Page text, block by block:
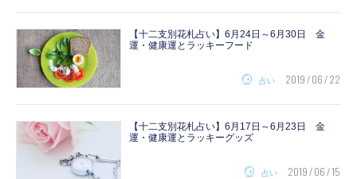
【十二支別花札占い】6月24日～6月30日 金
運・健康運とラッキーフード
占い 2019 / 06 / 22
【十二支別花札占い】6月17日～6月23日 金
運・健康運とラッキーグッズ
占い 2019 / 06 / 15